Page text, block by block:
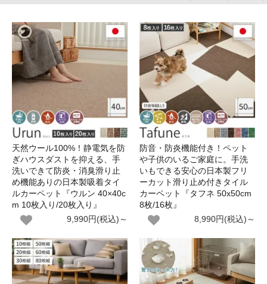
天然ウール100%！静電気を防
ぎハウスダストを抑える、手
洗いできて防炎・消臭滑り止
め機能ありの日本製吸着タイ
ルカーペット『ウルン 40×40c
m 10枚入り/20枚入り』
9,990円(税込)～
防音・防炎機能付き！ペット
や子供のいるご家庭に。手洗
いもできる安心の日本製フリ
ーカット滑り止め付きタイル
カーペット『タフネ 50x50cm
8枚/16枚』
8,990円(税込)～